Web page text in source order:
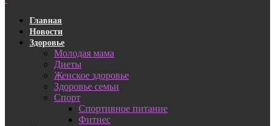
Главная
Новости
Здоровье
Молодая мама
Диеты
Женское здоровье
Здоровье семьи
Спорт
Спортивное питание
Фитнес